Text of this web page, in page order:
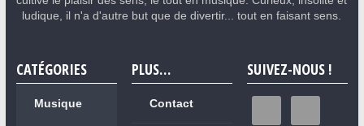
ludique, il n'a d'autre but que de divertir... tout en faisant sens.
CATÉGORIES
Musique
PLUS…
Contact
SUIVEZ-NOUS !